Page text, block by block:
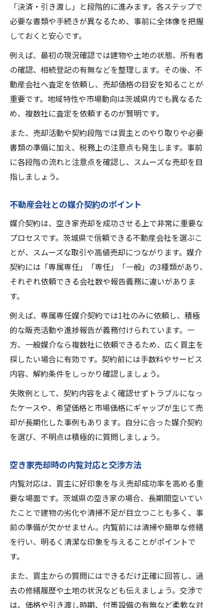
「決済・引き渡し」と段階的に進みます。各ステップで
必要な書類や手続きが異なるため、事前に全体像を把握
しておくと安心です。
例えば、最初の現況確認では建物や土地の状態、所有者
の確認、相続登記の有無などを整理します。その後、不
動産会社へ査定を依頼し、売却価格の目安を知ることが
重要です。地域特性や市場動向は茨城県内でも異なるた
め、複数社に査定を依頼するのが賢明です。
また、売却活動や契約段階では買主とのやり取りや必要
書類の準備に加え、税務上の注意点も発生します。事前
に各段階の流れと注意点を確認し、スムーズな売却を目
指しましょう。
不動産会社との媒介契約のポイント
媒介契約は、空き家売却を成功させる上で非常に重要な
プロセスです。茨城県で信頼できる不動産会社を選ぶこ
とが、スムーズな取引や高値売却につながります。媒介
契約には「専属専任」「専任」「一般」の3種類があり、
それぞれ依頼できる会社数や報告義務に違いがありま
す。
例えば、専属専任媒介契約では1社のみに依頼し、積極
的な販売活動や進捗報告が義務付けられています。一
方、一般媒介なら複数社に依頼できるため、広く買主を
探したい場合に有効です。契約前には手数料やサービス
内容、解約条件をしっかり確認しましょう。
失敗例として、契約内容をよく確認せずトラブルになっ
たケースや、希望価格と市場価格にギャップが生じて売
却が長期化した事例もあります。自分に合った媒介契約
を選び、不明点は積極的に質問しましょう。
空き家売却時の内覧対応と交渉方法
内覧対応は、買主に好印象を与え売却成功率を高める重
要な場面です。茨城県の空き家の場合、長期間空いてい
たことで建物の劣化や清掃不足が目立つことも多く、事
前の準備が欠かせません。内覧前には清掃や簡単な修繕
を行い、明るく清潔な印象を与えることがポイントで
す。
また、買主からの質問にはできるだけ正確に回答し、過
去の修繕履歴や土地の状況なども伝えましょう。交渉で
は、価格や引き渡し時期、付帯設備の有無など柔軟な対